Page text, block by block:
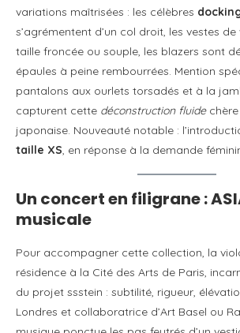
variations maîtrisées : les célèbres
s’agrémentent d’un col droit, les vestes
taille froncée ou souple, les blazers sont
épaules à peine rembourrées. Mention
pantalons aux ourlets torsadés et à la
capturent cette déconstruction fluidechère
japonaise. Nouveauté notable :
taille XS, en réponse à la demande
Un concert en filigrane :
musicale
Pour accompagner cette collection, la
résidence à la Cité des Arts de Paris,
du projet ssstein : subtilité, rigueur,
Londres et collaboratrice d’Art Basel ou